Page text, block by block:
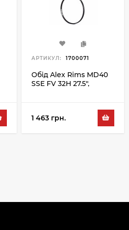
АРТИКУЛ: 1700071
Обід Alex Rims MD40
SSE FV 32H 27.5",
1 463 грн.